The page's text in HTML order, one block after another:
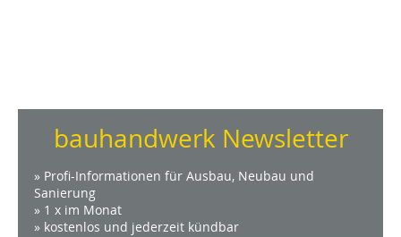
bauhandwerk Newsletter
» Profi-Informationen für Ausbau, Neubau und
Sanierung
» 1 x im Monat
» kostenlos und jederzeit kündbar